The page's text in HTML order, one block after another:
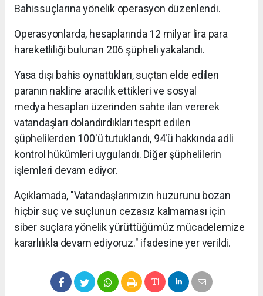
Bahissuçlarına yönelik operasyon düzenlendi.
Operasyonlarda, hesaplarında 12 milyar lira para
hareketliliği bulunan 206 şüpheli yakalandı.
Yasa dışı bahis oynattıkları, suçtan elde edilen
paranın nakline aracılık ettikleri ve sosyal
medya hesapları üzerinden sahte ilan vererek
vatandaşları dolandırdıkları tespit edilen
şüphelilerden 100'ü tutuklandı, 94'ü hakkında adli
kontrol hükümleri uygulandı. Diğer şüphelilerin
işlemleri devam ediyor.
Açıklamada, "Vatandaşlarımızın huzurunu bozan
hiçbir suç ve suçlunun cezasız kalmaması için
siber suçlara yönelik yürüttüğümüz mücadelemize
kararlılıkla devam ediyoruz." ifadesine yer verildi.